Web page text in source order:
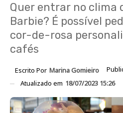
Quer entrar no clima
Barbie? É possível
cor-de-rosa
cafés
Escrito Por Marina Gomieiro
Atualizado em 18/07/2023 15:26